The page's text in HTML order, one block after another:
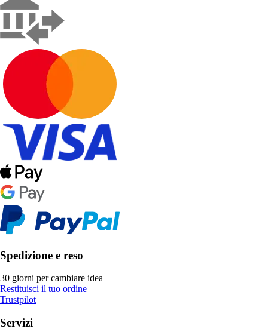
Spedizione e reso
30 giorni per cambiare idea
Restituisci il tuo ordine
Trustpilot
Servizi